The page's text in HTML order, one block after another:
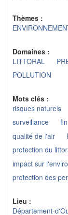
Thèmes :
Domaines :
LITTORAL
POLLUTION
Mots clés :
risques naturels
surveillance
qualité de l'air
protection du
impact sur
protection des
Lieu :
Département-